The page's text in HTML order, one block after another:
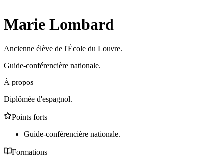
Marie Lombard
Ancienne élève de l'École du Louvre.
Guide-conférencière nationale.
À propos
Diplômée d'espagnol.
Points forts
Guide-conférencière nationale.
Formations